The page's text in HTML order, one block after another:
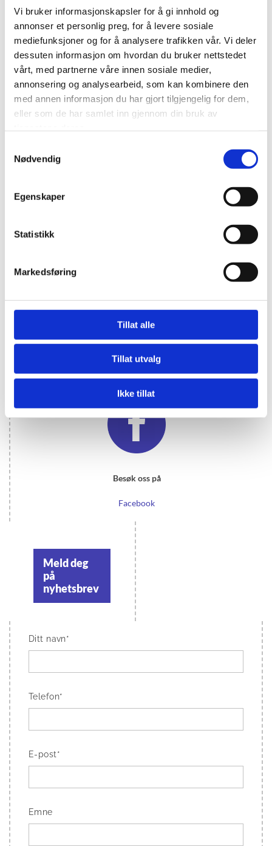
Vi bruker informasjonskapsler for å gi innhold og
annonser et personlig preg, for å levere sosiale
mediefunksjoner og for å analysere trafikken vår. Vi deler
dessuten informasjon om hvordan du bruker nettstedet
vårt, med partnerne våre innen sosiale medier,
annonsering og analysearbeid, som kan kombinere den
med annen informasjon du har gjort tilgjengelig for dem,
eller som de har samlet inn gjennom din bruk av
Nødvendig
Egenskaper
Statistikk
Markedsføring
Tillat alle
Tillat utvalg
Ikke tillat
Kontakt oss
Norsk Juletreservice AS
Besøk oss på
Facebook
Meld deg
på
nyhetsbrev
Ditt navn*
Telefon*
E-post*
Emne